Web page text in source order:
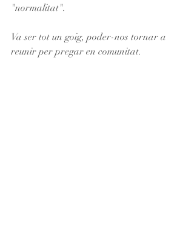
"normalitat".
Va ser tot un goig, poder-nos tornar a
reunir per pregar en comunitat.